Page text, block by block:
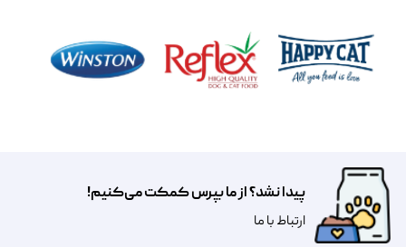
پیدا نشد؟ از ما بپرس کمکت می‌کنیم!
​​​ارتباط با ما